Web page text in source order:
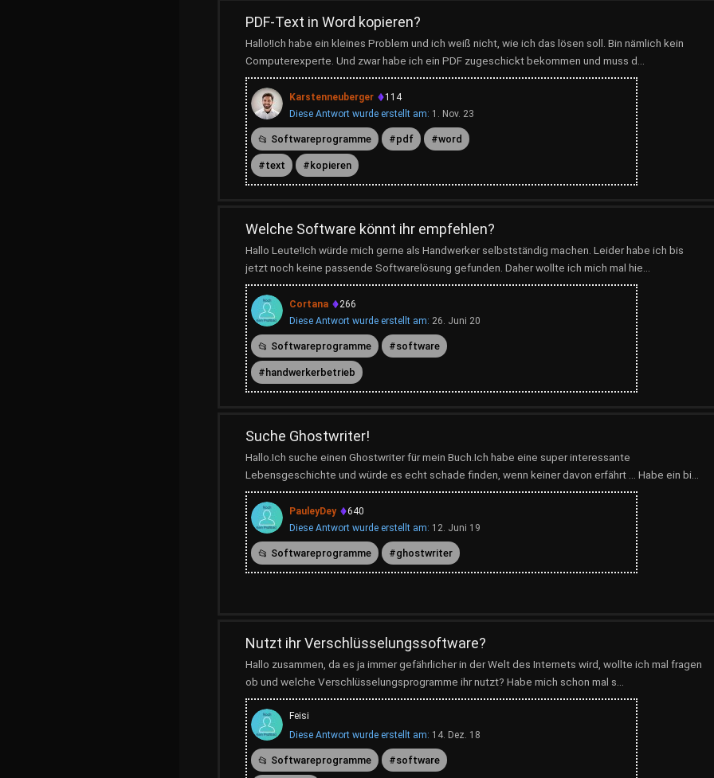
PDF-Text in Word kopieren?
Hallo!Ich habe ein kleines Problem und ich weiß nicht, wie ich das lösen soll. Bin nämlich kein
Computerexperte. Und zwar habe ich ein PDF zugeschickt bekommen und muss d...
Karstenneuberger
114
Diese Antwort wurde erstellt am: 1. Nov. 23
Softwareprogramme pdf word
text kopieren
Welche Software könnt ihr empfehlen?
Hallo Leute!Ich würde mich gerne als Handwerker selbstständig machen. Leider habe ich bis
jetzt noch keine passende Softwarelösung gefunden. Daher wollte ich mich mal hie...
Cortana
266
Diese Antwort wurde erstellt am: 26. Juni 20
Softwareprogramme software
handwerkerbetrieb
Suche Ghostwriter!
Hallo.Ich suche einen Ghostwriter für mein Buch.Ich habe eine super interessante
Lebensgeschichte und würde es echt schade finden, wenn keiner davon erfährt … Habe ein bi...
PauleyDey
640
Diese Antwort wurde erstellt am: 12. Juni 19
Softwareprogramme ghostwriter
Nutzt ihr Verschlüsselungssoftware?
Hallo zusammen, da es ja immer gefährlicher in der Welt des Internets wird, wollte ich mal fragen
ob und welche Verschlüsselungsprogramme ihr nutzt? Habe mich schon mal s...
Feisi
Diese Antwort wurde erstellt am: 14. Dez. 18
Softwareprogramme software